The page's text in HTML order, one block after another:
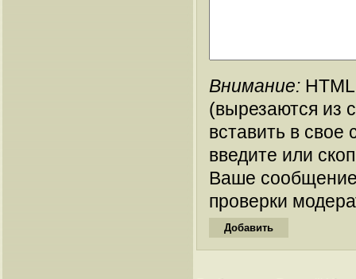
Внимание:
(вырезаются из
вставить в
введите или
Ваше
проверки